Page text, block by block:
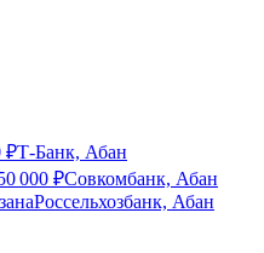
₽Т-Банк, Абан
000 ₽Совкомбанк, Абан
Россельхозбанк, Абан